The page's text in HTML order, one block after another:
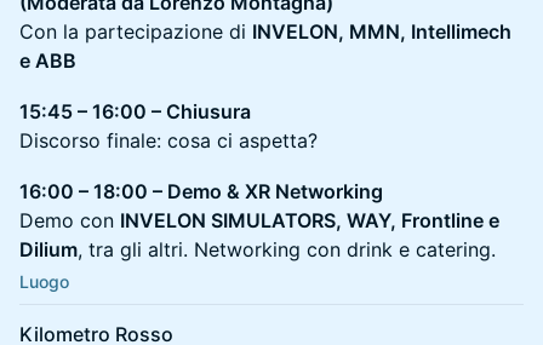
Con la partecipazione di INVELON, MMN, Intellimech
e ABB
15:45 – 16:00 – Chiusura
Discorso finale: cosa ci aspetta?
16:00 – 18:00 – Demo & XR Networking
Demo con INVELON SIMULATORS, WAY, Frontline e
Dilium, tra gli altri. Networking con drink e catering.
Luogo
Kilometro Rosso